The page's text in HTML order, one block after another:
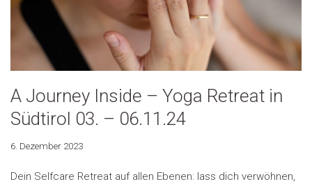
A Journey Inside – Yoga Retreat in
Südtirol 03. – 06.11.24
6. Dezember 2023
Dein Selfcare Retreat auf allen Ebenen: lass dich verwöhnen,